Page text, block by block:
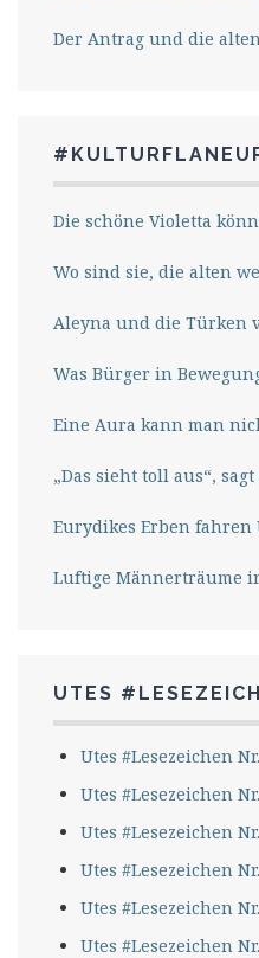
Der Antrag und die
Die schöne Violetta
Wo sind sie, die alten
Aleyna und die Türken
Was Bürger in
Eine Aura kann man
„Das sieht toll aus“,
Eurydikes Erben fahren
Luftige Männerträume
UTES
Utes #Lesezeichen
Utes #Lesezeichen
Utes #Lesezeichen
Utes #Lesezeichen
Utes #Lesezeichen
Utes #Lesezeichen